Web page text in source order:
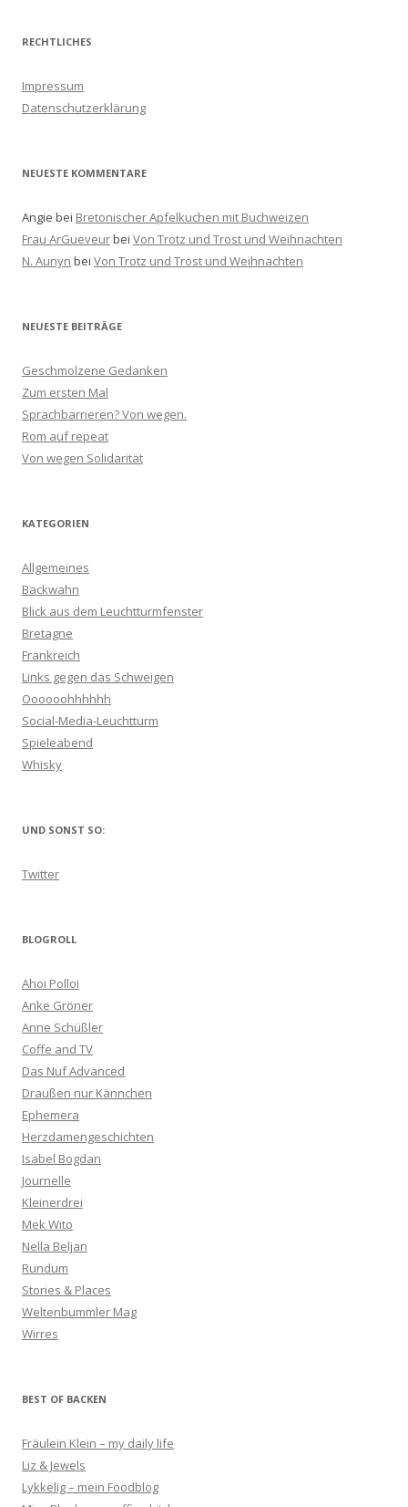
h
n
a
:
RECHTLICHES
Impressum
Datenschutzerklärung
NEUESTE KOMMENTARE
Angie bei Bretonischer Apfelkuchen mit Buchweizen
Frau ArGueveurbei Von Trotz und Trost und Weihnachten
N. Aunyn bei Von Trotz und Trost und Weihnachten
NEUESTE BEITRÄGE
Geschmolzene Gedanken
Zum ersten Mal
Sprachbarrieren? Von wegen.
Rom auf repeat
Von wegen Solidarität
KATEGORIEN
Allgemeines
Backwahn
Blick aus dem Leuchtturmfenster
Bretagne
Frankreich
Links gegen das Schweigen
Oooooohhhhhh
Social-Media-Leuchtturm
Spieleabend
Whisky
UND SONST SO:
Twitter
BLOGROLL
Ahoi Polloi
Anke Gröner
Anne Schüßler
Coffe and TV
Das Nuf Advanced
Draußen nur Kännchen
Ephemera
Herzdamengeschichten
Isabel Bogdan
Journelle
Kleinerdrei
Mek Wito
Nella Beljan
Rundum
Stories & Places
Weltenbummler Mag
Wirres
BEST OF BACKEN
Fräulein Klein – my daily life
Liz & Jewels
Lykkelig – mein Foodblog